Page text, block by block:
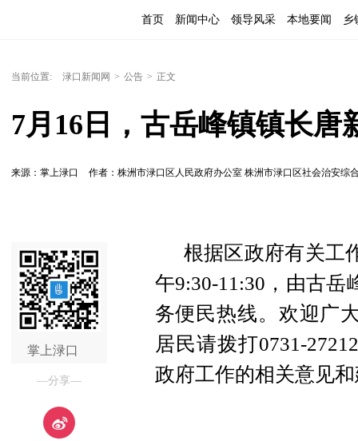
首页 新闻中心 领导风采 本地要闻 乡
当前位置: 渌口新闻网 > 公告 > 正文
7月16日，古岳峰镇镇长唐
来源：掌上渌口 作者：株洲市渌口区人民政府办公室 株洲市渌口区社会治安综
掌上渌口
—分享—
根据区政府有关工
午9:30-11:30，由古岳
务便民热线。欢迎广
居民请拨打0731-
政府工作的相关意见